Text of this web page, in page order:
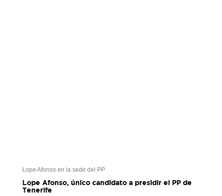
Lope Afonso en la sede del PP
Lope Afonso, único candidato a presidir el PP de
Tenerife